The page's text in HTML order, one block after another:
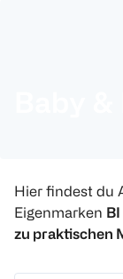
Hier findest du
Eigenmarken BI
zu praktischen